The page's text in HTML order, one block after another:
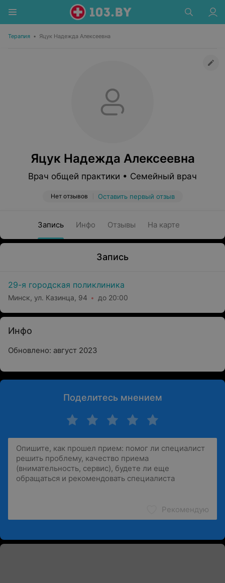
Терапия • Яцук Надежда Алексеевна
Яцук Надежда Алексеевна
Врач общей практики • Семейный врач
Нет отзывов Оставить первый отзыв
Запись Инфо Отзывы На карте
Запись
29-я городская поликлиника
Минск, ул. Казинца, 94 до 20:00
Инфо
Обновлено: август 2023
Поделитесь мнением
Рекомендую